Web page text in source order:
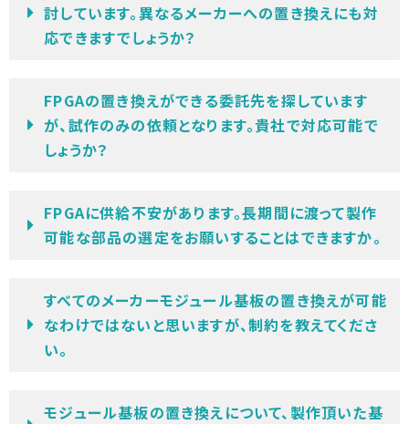
討しています。異なるメーカーへの置き換えにも対
応できますでしょうか？
FPGAの置き換えができる委託先を探しています
が、試作のみの依頼となります。貴社で対応可能で
しょうか？
FPGAに供給不安があります。長期間に渡って製作
可能な部品の選定をお願いすることはできますか。
すべてのメーカーモジュール基板の置き換えが可能
なわけではないと思いますが、制約を教えてくださ
い。
モジュール基板の置き換えについて、製作頂いた基